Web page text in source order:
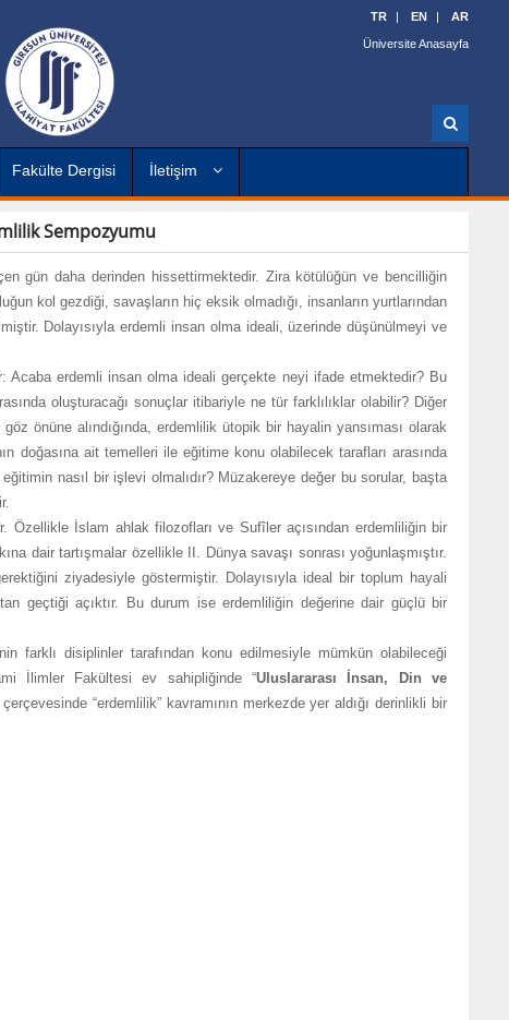
TR EN AR
Üniversite Anasayfa
r
Fakülte Dergisi İletişim
Sempozyumu
daha derinden hissettirmektedir. Zira kötülüğün ve bencilliğin
kol gezdiği, savaşların hiç eksik olmadığı, insanların yurtlarından
Dolayısıyla erdemli insan olma ideali, üzerinde düşünülmeyi ve
erdemli insan olma ideali gerçekte neyi ifade etmektedir? Bu
oluşturacağı sonuçlar itibariyle ne tür farklılıklar olabilir? Diğer
önüne alındığında, erdemlilik ütopik bir hayalin yansıması olarak
doğasına ait temelleri ile eğitime konu olabilecek tarafları arasında
nasıl bir işlevi olmalıdır? Müzakereye değer bu sorular, başta
İslam ahlak filozofları ve Sufîler açısından erdemliliğin bir
dair tartışmalar özellikle II. Dünya savaşı sonrası yoğunlaşmıştır.
ziyadesiyle göstermiştir. Dolayısıyla ideal bir toplum hayali
geçtiği açıktır. Bu durum ise erdemliliğin değerine dair güçlü bir
disiplinler tarafından konu edilmesiyle mümkün olabileceği
İlimler Fakültesi ev sahipliğinde “Uluslararası
İnsan, Din ve
“erdemlilik” kavramının merkezde yer aldığı derinlikli bir